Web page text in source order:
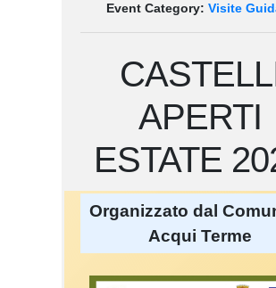
Event Category: Visite
APERTI
ESTATE
Organizzato dal
Acqui Terme